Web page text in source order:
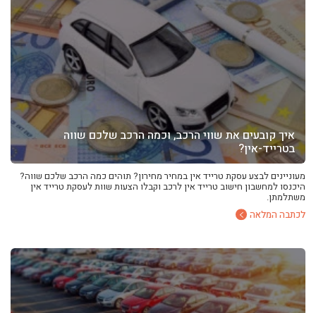
ליסינג תפעולי
ליסינג פרטי
השכרת רכב
חפשו רכב בקטלוג
מכירת רכבים
כתבות ליסינג
איך קובעים את שווי הרכב, וכמה הרכב שלכם שווה
בטרייד-אין?
מעוניינים לבצע עסקת טרייד אין במחיר מחירון? תוהים כמה הרכב שלכם שווה?
היכנסו למחשבון חישוב טרייד אין לרכב וקבלו הצעות שוות לעסקת טרייד אין
משתלמתן.
לכתבה המלאה